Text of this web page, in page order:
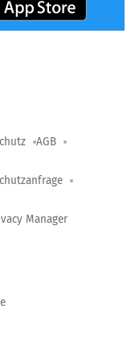
AGB
Manager